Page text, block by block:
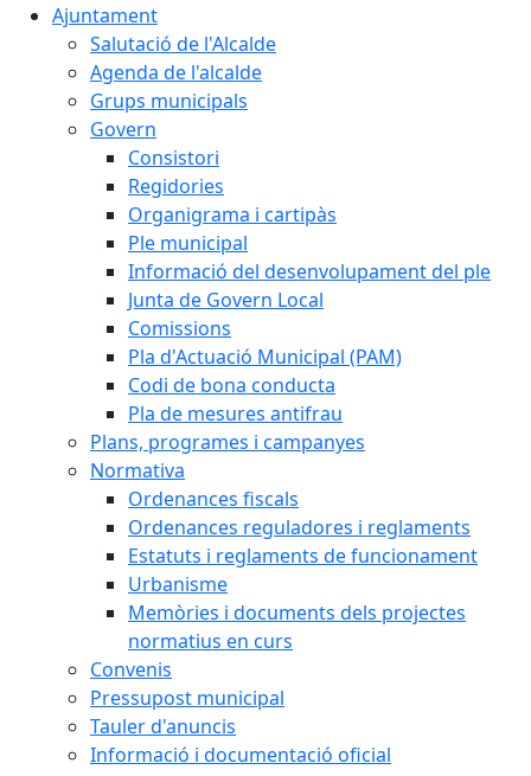
Ajuntament
Salutació de l'Alcalde
Agenda de l'alcalde
Grups municipals
Govern
Consistori
Regidories
Organigrama i cartipàs
Ple municipal
Informació del desenvolupament del ple
Junta de Govern Local
Comissions
Pla d'Actuació Municipal (PAM)
Codi de bona conducta
Pla de mesures antifrau
Plans, programes i campanyes
Normativa
Ordenances fiscals
Ordenances reguladores i reglaments
Estatuts i reglaments de funcionament
Urbanisme
Memòries i documents dels projectes
normatius en curs
Convenis
Pressupost municipal
Tauler d'anuncis
Informació i documentació oficial